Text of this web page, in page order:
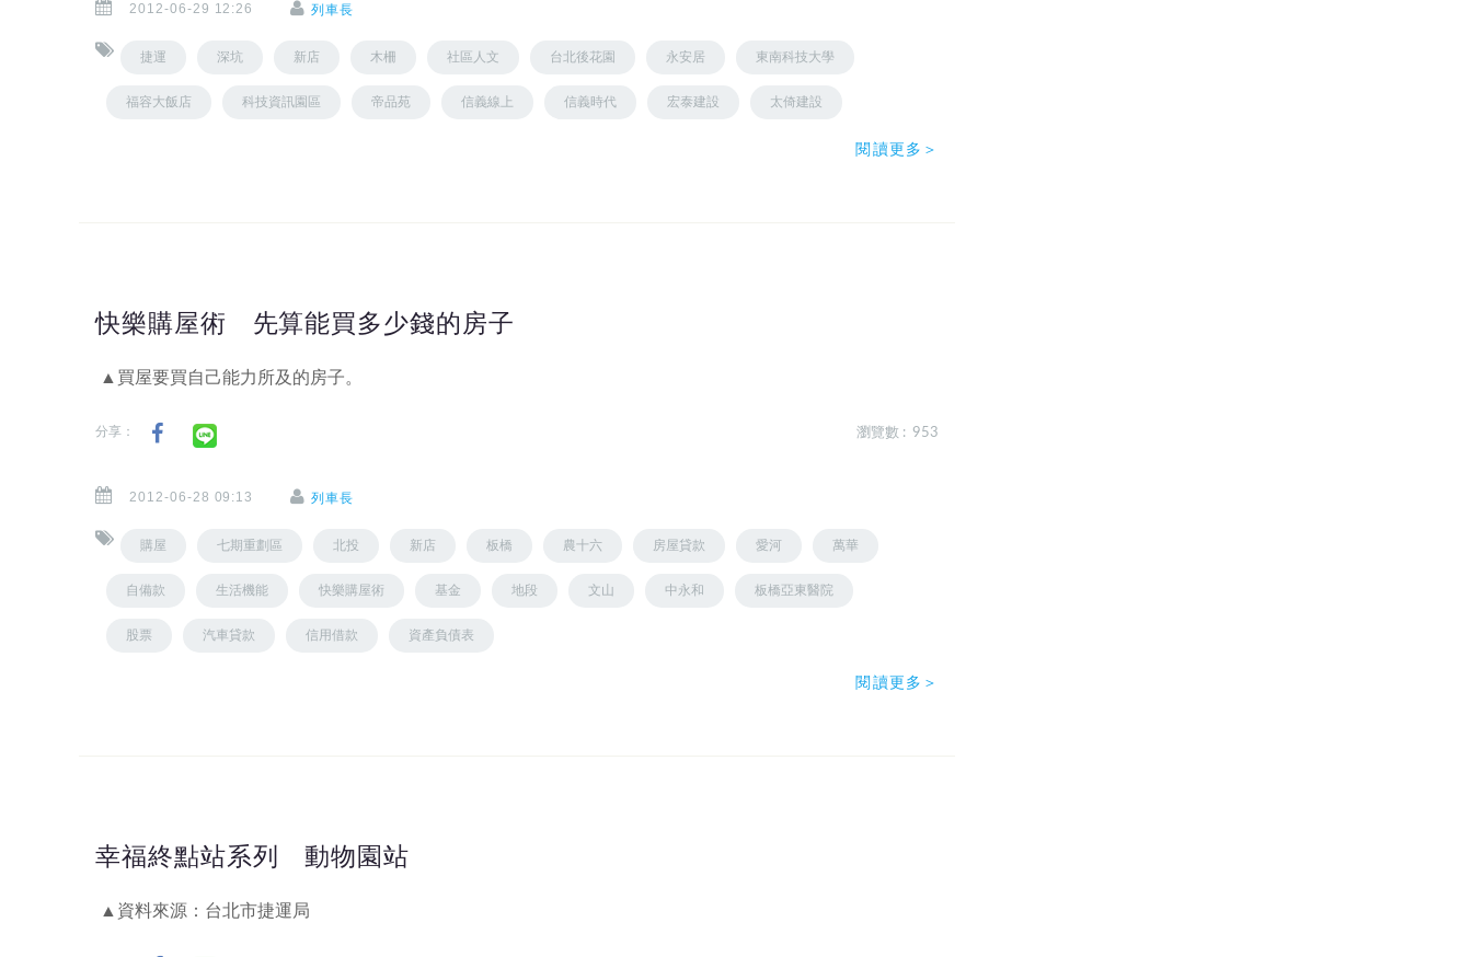
2012-06-29 12:26 列車長
捷運 深坑 新店 木柵 社區人文 台北後花園 永安居 東南科技大學
福容大飯店 科技資訊園區 帝品苑 信義線上 信義時代 宏泰建設 太倚建設
閱讀更多＞
快樂購屋術 先算能買多少錢的房子
▲買屋要買自己能力所及的房子。
分享： 瀏覽數 : 953
2012-06-28 09:13 列車長
購屋 七期重劃區 北投 新店 板橋 農十六 房屋貸款 愛河 萬華
自備款 生活機能 快樂購屋術 基金 地段 文山 中永和 板橋亞東醫院
股票 汽車貸款 信用借款 資產負債表
閱讀更多＞
幸福終點站系列 動物園站
▲資料來源：台北市捷運局